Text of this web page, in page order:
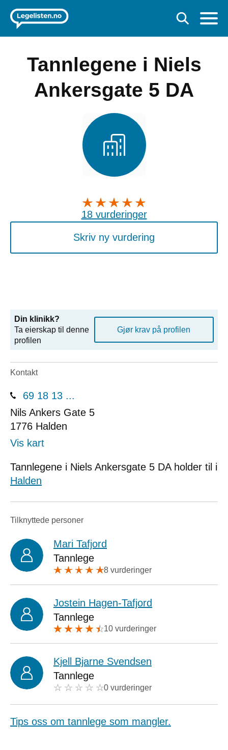
Tannlegene i Niels
Ankersgate 5 DA
18 vurderinger
Skriv ny vurdering
Din klinikk?
Ta eierskap til denne
profilen
Gjør krav på profilen
Kontakt
69 18 13 ...
Nils Ankers Gate 5
1776 Halden
Vis kart
Tannlegene i Niels Ankersgate 5 DA holder til i
Halden
Tilknyttede personer
Mari Tafjord
Tannlege
8 vurderinger
Jostein Hagen-Tafjord
Tannlege
10 vurderinger
Kjell Bjarne Svendsen
Tannlege
0 vurderinger
Tips oss om tannlege som mangler.